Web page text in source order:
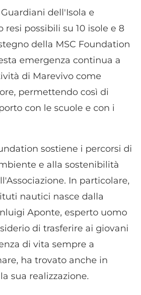
dell'Isola e
resi possibili su 10 isole e 8
della MSC Foundation
emergenza continua a
di Marevivo come
permettendo così di
con le scuole e con i
sostiene i percorsi di
e alla sostenibilità
In particolare,
nautici nasce dalla
Aponte, esperto uomo
di trasferire ai giovani
di vita sempre a
ha trovato anche in
sua realizzazione.